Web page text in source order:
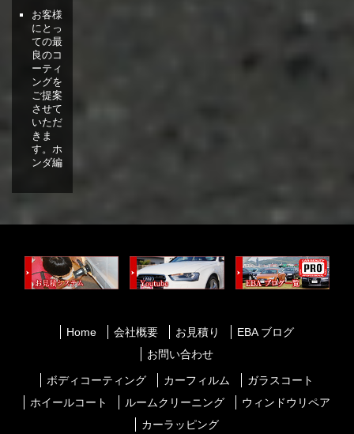
お客様
にとっ
ての最
良のコ
ーティ
ングを
ご提案
させて
いただ
きま
す。ホ
ンダ編
Home 会社概要 お見積り
EBA ブログ
お問い合わせ
ボディコーティング カーフィルム
ガラスコート
ホイールコート
ルームクリーニング
ウィンドウリペア
カーラッピング